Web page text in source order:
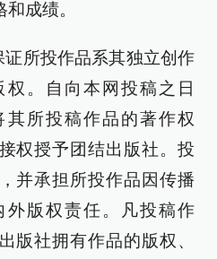
成绩。
所投作品系其独立创作
。自向本网投稿之日
所投稿作品的著作权
权授予团结出版社。投
并承担所投作品因传播
版权责任。凡投稿作
版社拥有作品的版权、